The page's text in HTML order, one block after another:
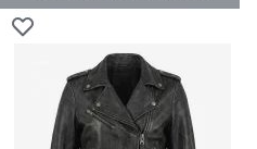
Ajouter à la liste d'achats